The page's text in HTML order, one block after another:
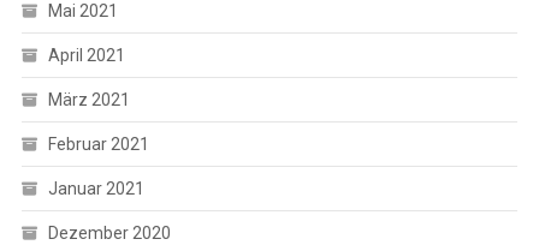
Mai 2021
April 2021
März 2021
Februar 2021
Januar 2021
Dezember 2020